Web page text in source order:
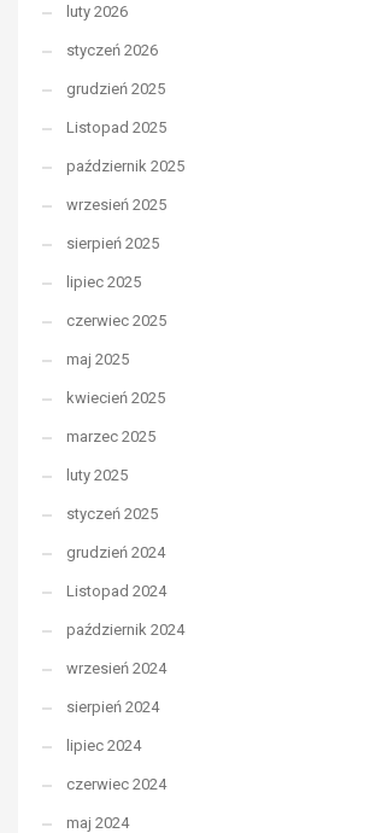
luty 2026
styczeń 2026
grudzień 2025
Listopad 2025
październik 2025
wrzesień 2025
sierpień 2025
lipiec 2025
czerwiec 2025
maj 2025
kwiecień 2025
marzec 2025
luty 2025
styczeń 2025
grudzień 2024
Listopad 2024
październik 2024
wrzesień 2024
sierpień 2024
lipiec 2024
czerwiec 2024
maj 2024